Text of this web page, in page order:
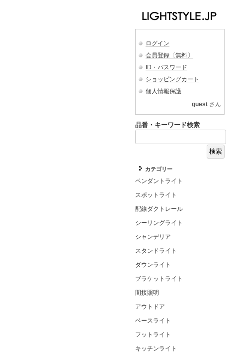
ログイン
会員登録〔無料〕
ID・パスワード
ショッピングカート
個人情報保護
guest さん
品番・キーワード検索
カテゴリー
ペンダントライト
スポットライト
配線ダクトレール
シーリングライト
シャンデリア
スタンドライト
ダウンライト
ブラケットライト
間接照明
アウトドア
ベースライト
フットライト
キッチンライト